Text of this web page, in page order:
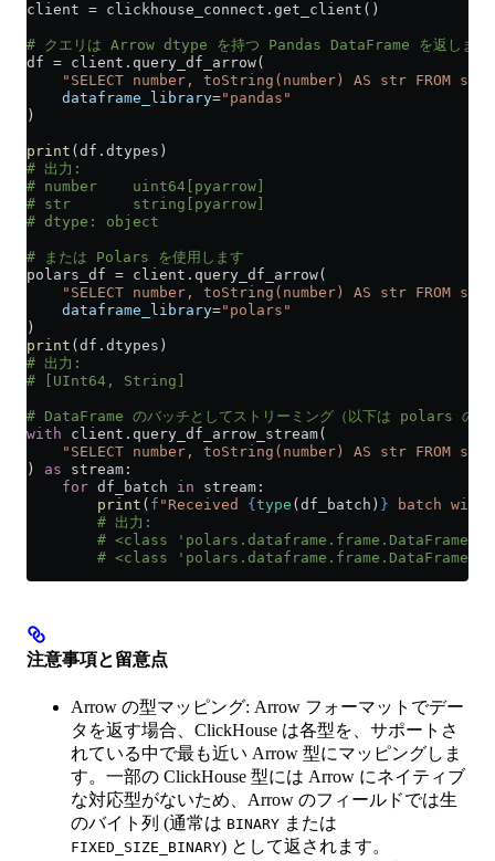
client = clickhouse_connect.get_client()
# クエリは Arrow dtype を持つ Pandas DataFrame を返しま
df = client.query_df_arrow(
"SELECT number, toString(number) AS str FROM
    dataframe_library
="pandas"
)
print (df.dtypes)
# 出力:
# number    uint64[pyarrow]
# str       string[pyarrow]
# dtype: object
# または Polars を使用します
polars_df = client.query_df_arrow(
"SELECT number, toString(number) AS str FROM
    dataframe_library
="polars"
)
print (df.dtypes)
# 出力:
# [UInt64, String]
# DataFrame のバッチとしてストリーミング（以下は polars の例
with client.query_df_arrow_stream(
"SELECT number, toString(number) AS str FROM
) as stream:
    for
df_batch in stream:
        print
( f "Received { type (df_batch) } batch with
        # 出力:
# <class 'polars.dataframe.frame.DataFrame'>
# <class 'polars.dataframe.frame.DataFrame'>
注意事項と留意点
Arrow の型マッピング: Arrow フォーマットでデー
タを返す場合、ClickHouse は各型を、サポートさ
れている中で最も近い Arrow 型にマッピングしま
す。一部の ClickHouse 型には Arrow にネイティブ
な対応型がないため、Arrow のフィールドでは生
のバイト列 (通常は BINARY または
FIXED_SIZE_BINARY) として返されます。